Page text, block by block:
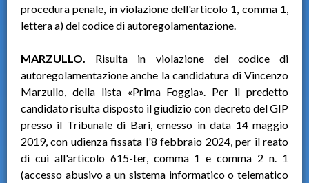
procedura penale, in violazione dell'articolo 1, comma 1,
lettera a) del codice di autoregolamentazione.
MARZULLO. Risulta in violazione del codice di
autoregolamentazione anche la candidatura di Vincenzo
Marzullo, della lista «Prima Foggia». Per il predetto
candidato risulta disposto il giudizio con decreto del GIP
presso il Tribunale di Bari, emesso in data 14 maggio
2019, con udienza fissata l'8 febbraio 2024, per il reato
di cui all'articolo 615-ter, comma 1 e comma 2 n. 1
(accesso abusivo a un sistema informatico o telematico